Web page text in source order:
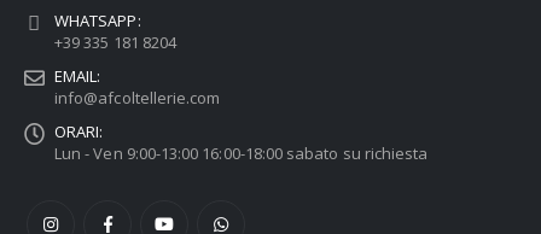
WHATSAPP:
+39 335 181 8204
EMAIL:
info@afcoltellerie.com
ORARI:
Lun - Ven 9:00-13:00 16:00-18:00 sabato su richiesta